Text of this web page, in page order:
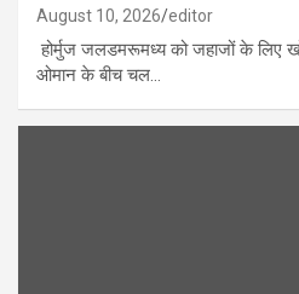
August 10, 2026 editor
होर्मुज जलडमरूमध्य को जहाजों के लिए
ओमान के बीच चल…